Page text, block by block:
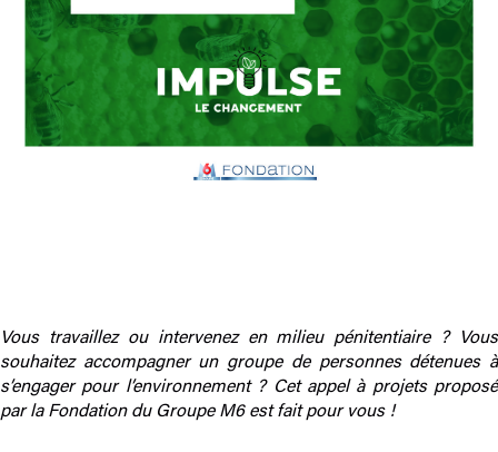
Vous travaillez ou intervenez en milieu pénitentiaire ? Vous
souhaitez accompagner un groupe de personnes détenues à
s’engager pour l’environnement ? Cet appel à projets proposé
par la Fondation du Groupe M6 est fait pour vous !